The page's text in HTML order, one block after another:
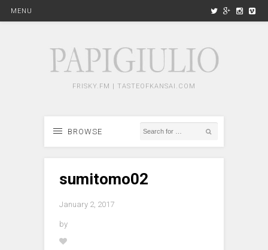
MENU
FRISKY.FM | TASTEOFKANSAI.COM
BROWSE
sumitomo02
January 2, 2017
by